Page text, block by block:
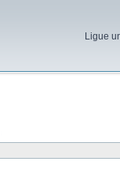
Ligue